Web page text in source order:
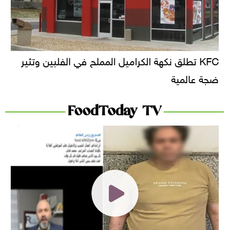
KFC تطلق نكهة الكراميل المملح في الفلبين وتثير
ضجة عالمية
FoodToday TV